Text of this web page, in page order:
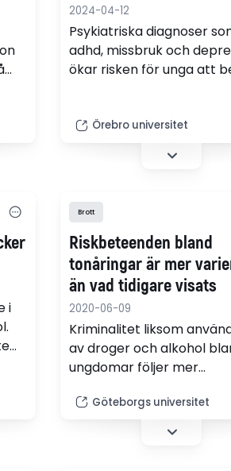
2024-04-12
Psykiatriska diagnoser
adhd, missbruk och
ökar risken för unga att
vid Örebro universitet.
är kunskap som kan
för att hindra unga från att
säger hon.
Örebro universitet
i
Brott
Riskbeteenden bland
tonåringar är mer
än vad tidigare visats
2020-06-09
Kriminalitet liksom
av droger och alkohol
ungdomar följer mer
forskning tidigare visat.
inget tydligt samband
Göteborgs universitet